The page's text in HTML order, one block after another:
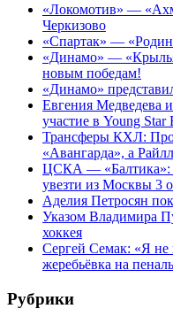
«Локомотив» —
Черкизово
«Спартак» —
«Динамо» —
новым победам!
«Динамо»
Евгения Медведева
участие в Young
Трансферы КХЛ:
«Авангарда», а
ЦСКА — «Балтика»:
увезти из Москвы 3
Аделия Петросян
Указом Владимира
хоккея
Сергей Семак: «Я не
жеребьёвка на
Рубрики